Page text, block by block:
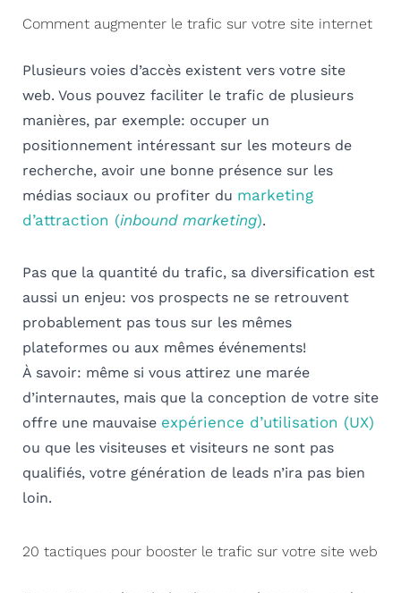
Comment augmenter le trafic sur votre site internet
Plusieurs voies d’accès existent vers votre site
web. Vous pouvez faciliter le trafic de plusieurs
manières, par exemple: occuper un
positionnement intéressant sur les moteurs de
recherche, avoir une bonne présence sur les
médias sociaux ou profiter du marketing
d’attraction (inbound marketing).
Pas que la quantité du trafic, sa diversification est
aussi un enjeu: vos prospects ne se retrouvent
probablement pas tous sur les mêmes
plateformes ou aux mêmes événements!
À savoir: même si vous attirez une marée
d’internautes, mais que la conception de votre site
offre une mauvaise expérience d’utilisation (UX)
ou que les visiteuses et visiteurs ne sont pas
qualifiés, votre génération de leads n’ira pas bien
loin.
20 tactiques pour booster le trafic sur votre site web